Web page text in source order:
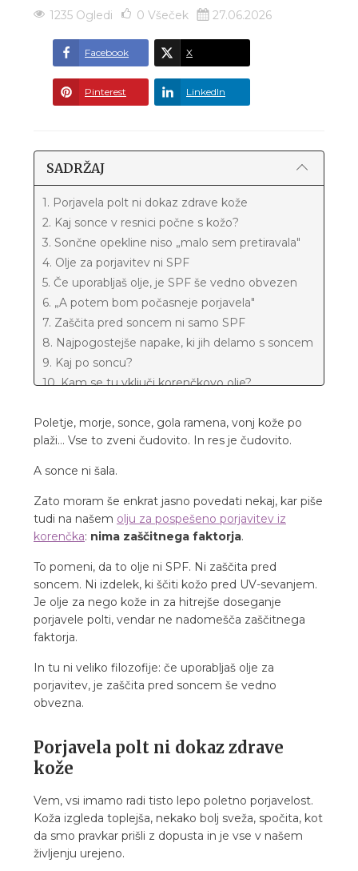
1235 Ogledi 0 Všeček 27.06.2026
Facebook X
Pinterest LinkedIn
SADRŽAJ
1. Porjavela polt ni dokaz zdrave kože
2. Kaj sonce v resnici počne s kožo?
3. Sončne opekline niso „malo sem pretiravala"
4. Olje za porjavitev ni SPF
5. Če uporabljaš olje, je SPF še vedno obvezen
6. „A potem bom počasneje porjavela"
7. Zaščita pred soncem ni samo SPF
8. Najpogostejše napake, ki jih delamo s soncem
9. Kaj po soncu?
10. Kam se tu vključi korenčkovo olje?
Poletje, morje, sonce, gola ramena, vonj kože po
plaži… Vse to zveni čudovito. In res je čudovito.
A sonce ni šala.
Zato moram še enkrat jasno povedati nekaj, kar piše
tudi na našem olju za pospešeno porjavitev iz
korenčka: nima zaščitnega faktorja.
To pomeni, da to olje ni SPF. Ni zaščita pred
soncem. Ni izdelek, ki ščiti kožo pred UV-sevanjem.
Je olje za nego kože in za hitrejše doseganje
porjavele polti, vendar ne nadomešča zaščitnega
faktorja.
In tu ni veliko filozofije: če uporabljaš olje za
porjavitev, je zaščita pred soncem še vedno
obvezna.
Porjavela polt ni dokaz zdrave
kože
Vem, vsi imamo radi tisto lepo poletno porjavelost.
Koža izgleda toplejša, nekako bolj sveža, spočita, kot
da smo pravkar prišli z dopusta in je vse v našem
življenju urejeno.